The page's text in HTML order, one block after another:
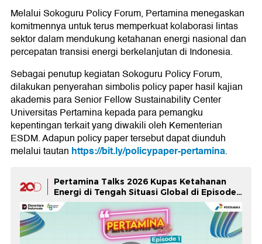
Melalui Sokoguru Policy Forum, Pertamina menegaskan
komitmennya untuk terus memperkuat kolaborasi lintas
sektor dalam mendukung ketahanan energi nasional dan
percepatan transisi energi berkelanjutan di Indonesia.
Sebagai penutup kegiatan Sokoguru Policy Forum,
dilakukan penyerahan simbolis policy paper hasil kajian
akademis para Senior Fellow Sustainability Center
Universitas Pertamina kepada para pemangku
kepentingan terkait yang diwakili oleh Kementerian
ESDM. Adapun policy paper tersebut dapat diunduh
melalui tautan https://bit.ly/policypaper-pertamina.
Pertamina Talks 2026 Kupas Ketahanan
Energi di Tengah Situasi Global di Episode
Perdana